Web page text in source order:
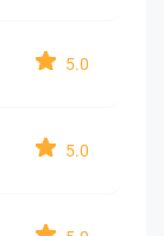
5.0
5.0